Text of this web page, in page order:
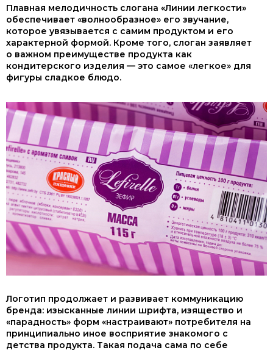
Плавная мелодичность слогана «Линии легкости»
обеспечивает «волнообразное» его звучание,
которое увязывается с самим продуктом и его
характерной формой. Кроме того, слоган заявляет
о важном преимуществе продукта как
кондитерского изделия — это самое «легкое» для
фигуры сладкое блюдо.
Логотип продолжает и развивает коммуникацию
бренда: изысканные линии шрифта, изящество и
«парадность» форм «настраивают» потребителя на
принципиально иное восприятие знакомого с
детства продукта. Такая подача сама по себе